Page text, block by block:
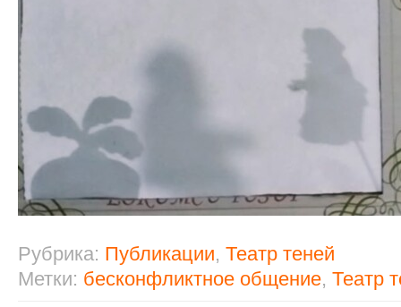
Рубрика: Публикации, Театр теней
Метки: бесконфликтное общение, Театр